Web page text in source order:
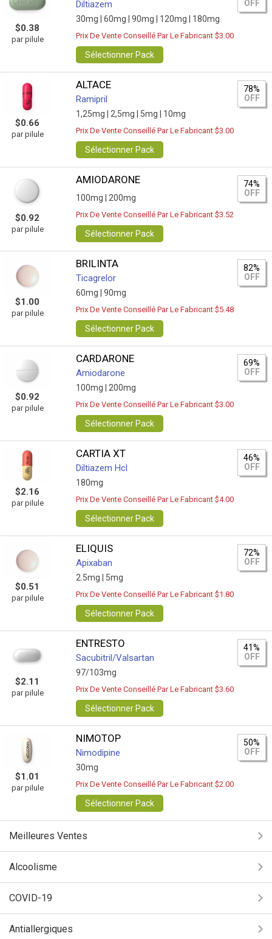
$0.38
par pilule
Diltiazem
30mg | 60mg | 90mg | 120mg | 180mg
OFF
Prix De Vente Conseillé Par Le Fabricant $3.00
Sélectionner Pack
$0.66
par pilule
ALTACE
Ramipril
1,25mg | 2,5mg | 5mg | 10mg
78%
OFF
Prix De Vente Conseillé Par Le Fabricant $3.00
Sélectionner Pack
$0.92
par pilule
AMIODARONE
100mg | 200mg
74%
OFF
Prix De Vente Conseillé Par Le Fabricant $3.52
Sélectionner Pack
$1.00
par pilule
BRILINTA
Ticagrelor
60mg | 90mg
82%
OFF
Prix De Vente Conseillé Par Le Fabricant $5.48
Sélectionner Pack
$0.92
par pilule
CARDARONE
Amiodarone
100mg | 200mg
69%
OFF
Prix De Vente Conseillé Par Le Fabricant $3.00
Sélectionner Pack
$2.16
par pilule
CARTIA XT
Diltiazem Hcl
180mg
46%
OFF
Prix De Vente Conseillé Par Le Fabricant $4.00
Sélectionner Pack
$0.51
par pilule
ELIQUIS
Apixaban
2.5mg | 5mg
72%
OFF
Prix De Vente Conseillé Par Le Fabricant $1.80
Sélectionner Pack
$2.11
par pilule
ENTRESTO
Sacubitril/Valsartan
97/103mg
41%
OFF
Prix De Vente Conseillé Par Le Fabricant $3.60
Sélectionner Pack
$1.01
par pilule
NIMOTOP
Nimodipine
30mg
50%
OFF
Prix De Vente Conseillé Par Le Fabricant $2.00
Sélectionner Pack
Meilleures Ventes
Alcoolisme
COVID-19
Antiallergiques